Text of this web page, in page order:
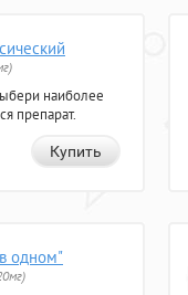
наиболее
препарат.
Купить
одном"